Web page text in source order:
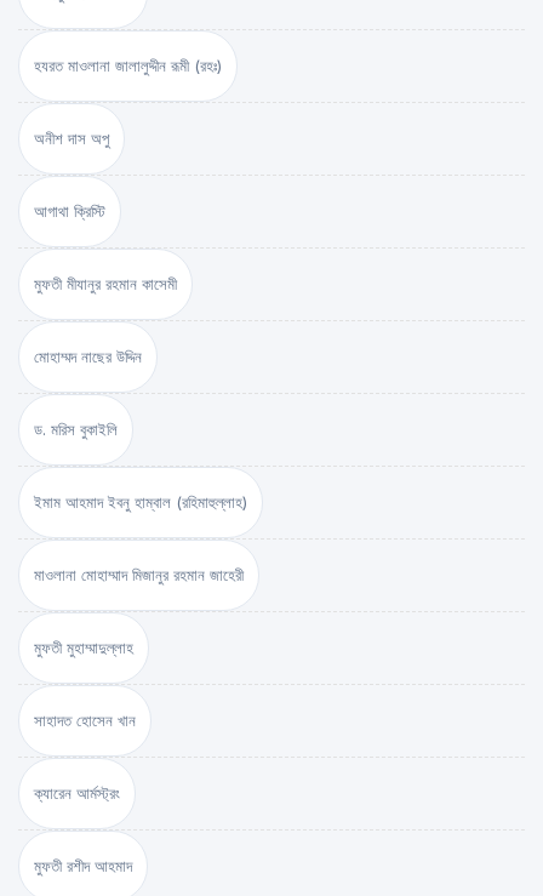
হযরত মাওলানা জালালুদ্দীন রূমী (রহঃ)
অনীশ দাস অপু
আগাথা ক্রিস্টি
মুফতী মীযানুর রহমান কাসেমী
মোহাম্মদ নাছের উদ্দিন
ড. মরিস বুকাইলি
ইমাম আহমাদ ইবনু হাম্বাল (রহিমাহুল্লাহ)
মাওলানা মোহাম্মাদ মিজানুর রহমান জাহেরী
মুফতী মুহাম্মাদুল্লাহ
সাহাদত হোসেন খান
ক্যারেন আর্মস্ট্রং
মুফতী রশীদ আহমাদ